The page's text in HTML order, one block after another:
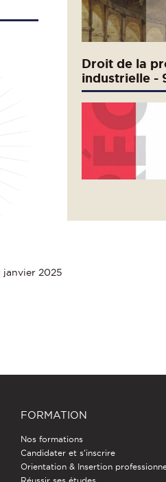
Droit de la
industrielle -
janvier 2025
FORMATION
Nos formations
Candidater et s'inscrire
Orientation & Insertion